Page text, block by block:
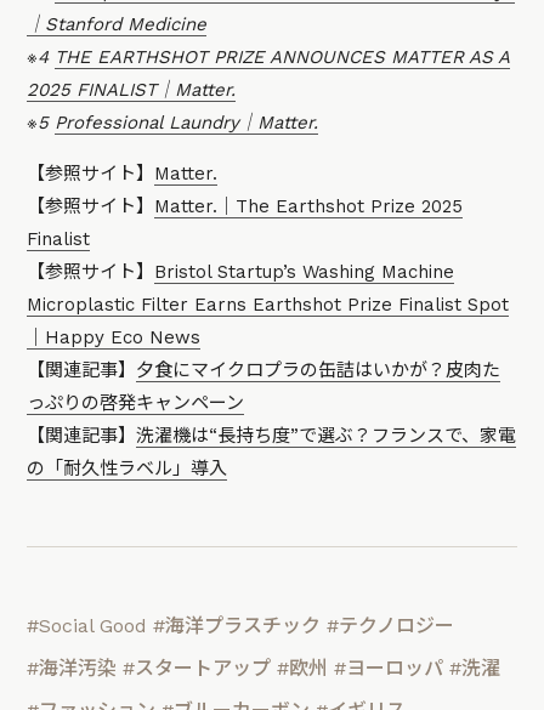
｜Stanford Medicine
※4 THE EARTHSHOT PRIZE ANNOUNCES MATTER AS A
2025 FINALIST｜Matter.
※5 Professional Laundry｜Matter.
【参照サイト】 Matter.
【参照サイト】 Matter.｜The Earthshot Prize 2025
Finalist
【参照サイト】 Bristol Startup’s Washing Machine
Microplastic Filter Earns Earthshot Prize Finalist Spot
｜Happy Eco News
【関連記事】 夕食にマイクロプラの缶詰はいかが？皮肉た
っぷりの啓発キャンペーン
【関連記事】洗濯機は“長持ち度”で選ぶ？フランスで、家電
の「耐久性ラベル」導入
#Social Good #海洋プラスチック #テクノロジー
#海洋汚染 #スタートアップ #欧州 #ヨーロッパ #洗濯